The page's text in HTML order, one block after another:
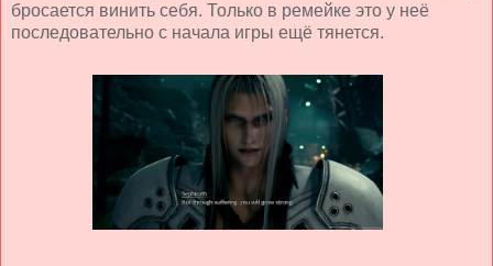
бросается винить себя. Только в ремейке это у неё
последовательно с начала игры ещё тянется.